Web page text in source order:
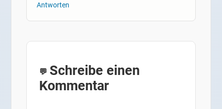
Antworten
Schreibe einen
Kommentar